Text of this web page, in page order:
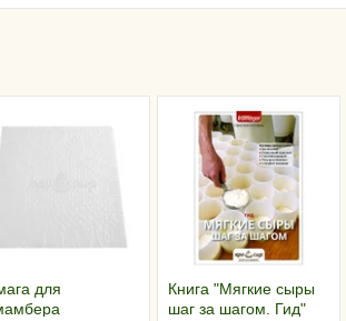
для
Книга "Мягкие сыры
шаг за шагом. Гид"